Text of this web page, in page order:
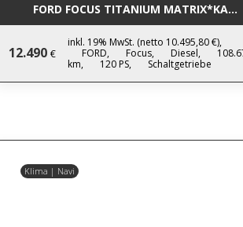
FORD FOCUS TITANIUM
12.490 €
inkl. 19% MwSt. (netto 10.495,80 €),
FORD,
Focus, Diesel,
km,
120 PS, Schaltgetriebe
Klima | Navi